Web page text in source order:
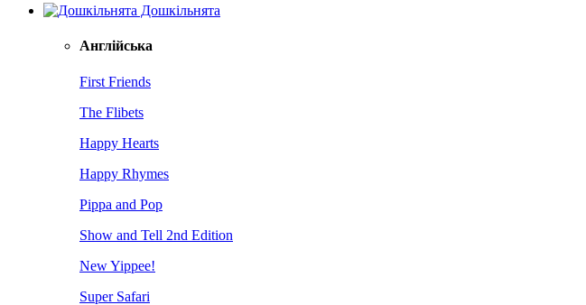
Дошкільнята
Англійська
First Friends
The Flibets
Happy Hearts
Happy Rhymes
Pippa and Pop
Show and Tell 2nd Edition
New Yippee!
Super Safari